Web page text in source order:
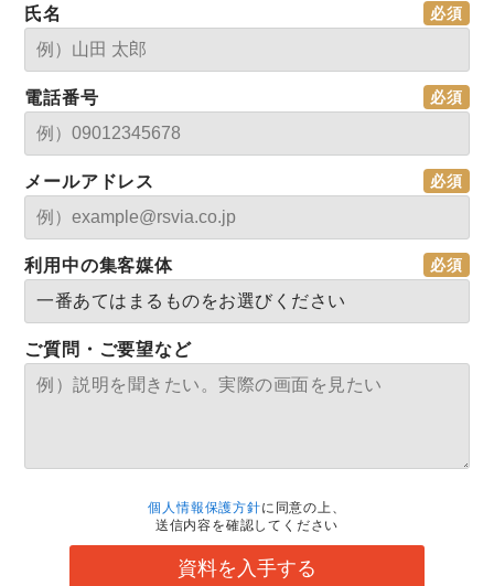
氏名
電話番号
メールアドレス
利用中の集客媒体
ご質問・ご要望など
個人情報保護方針に同意の上、
送信内容を確認してください
資料を入手する